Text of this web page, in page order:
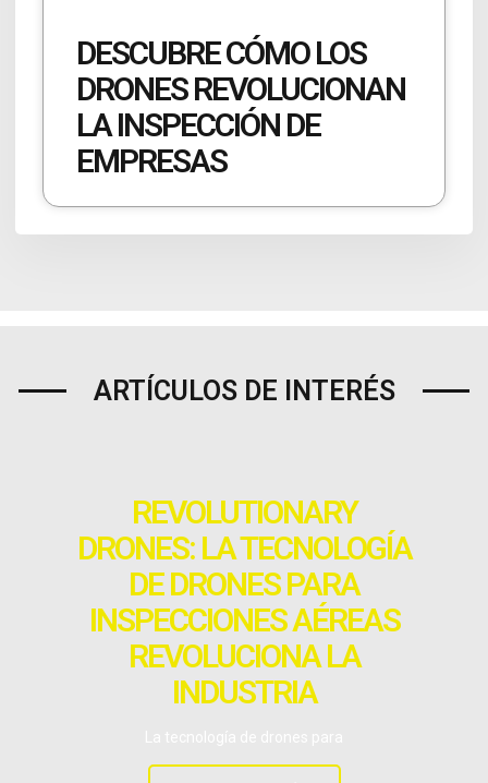
DESCUBRE CÓMO LOS
DRONES REVOLUCIONAN
LA INSPECCIÓN DE
EMPRESAS
ARTÍCULOS DE INTERÉS
REVOLUTIONARY
DRONES: LA TECNOLOGÍA
DE DRONES PARA
INSPECCIONES AÉREAS
REVOLUCIONA LA
INDUSTRIA